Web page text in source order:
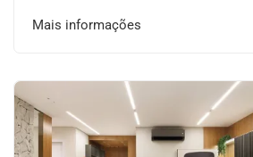
Mais informações